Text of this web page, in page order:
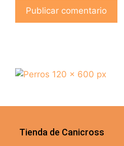
Tienda de Canicross